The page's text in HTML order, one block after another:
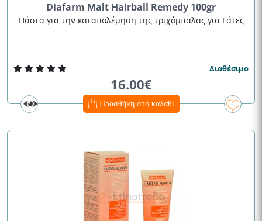
Diafarm Malt Hairball Remedy 100gr
Πάστα για την καταπολέμηση της τριχόμπαλας για Γάτες
Διαθέσιμο
16.00€
Προσθήκη στο καλάθι